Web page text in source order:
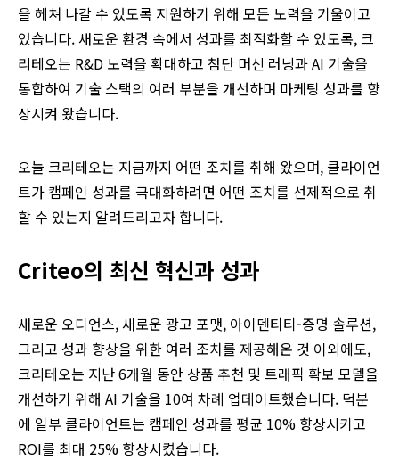
을 헤쳐 나갈 수 있도록 지원하기 위해 모든 노력을 기울이고
있습니다. 새로운 환경 속에서 성과를 최적화할 수 있도록, 크
리테오는 R&D 노력을 확대하고 첨단 머신 러닝과 AI 기술을
통합하여 기술 스택의 여러 부분을 개선하며 마케팅 성과를 향
상시켜 왔습니다.
오늘 크리테오는 지금까지 어떤 조치를 취해 왔으며, 클라이언
트가 캠페인 성과를 극대화하려면 어떤 조치를 선제적으로 취
할 수 있는지 알려드리고자 합니다.
Criteo의 최신 혁신과 성과
새로운 오디언스, 새로운 광고 포맷, 아이덴티티-증명 솔루션,
그리고 성과 향상을 위한 여러 조치를 제공해온 것 이외에도,
크리테오는 지난 6개월 동안 상품 추천 및 트래픽 확보 모델을
개선하기 위해 AI 기술을 10여 차례 업데이트했습니다. 덕분
에 일부 클라이언트는 캠페인 성과를 평균 10% 향상시키고
ROI를 최대 25% 향상시켰습니다.